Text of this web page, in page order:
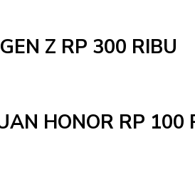
Z RP 300 RIBU
HONOR RP 100